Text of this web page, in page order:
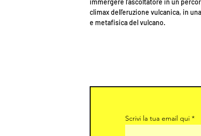
immergere l’ascoltatore in un
climax dell’eruzione vulcanica, in
e metafisica del vulcano.
Scrivi la tua email qui